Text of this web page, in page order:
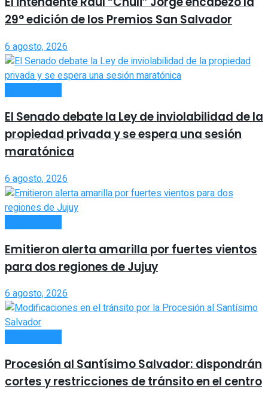
29° edición de los Premios San Salvador
6 agosto, 2026
El Senado debate la Ley de inviolabilidad de la
propiedad privada y se espera una sesión
maratónica
6 agosto, 2026
Emitieron alerta amarilla por fuertes vientos
para dos regiones de Jujuy
6 agosto, 2026
Procesión al Santísimo Salvador: dispondrán
cortes y restricciones de tránsito en el centro